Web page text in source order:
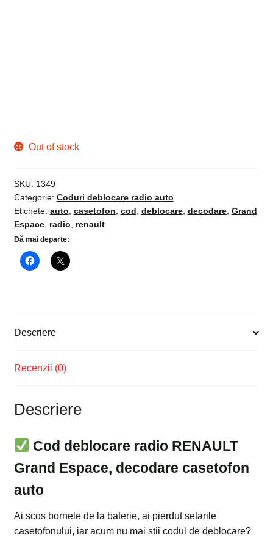
Out of stock
SKU: 1349
Categorie: Coduri deblocare radio auto
Etichete: auto, casetofon, cod, deblocare, decodare, Grand
Espace, radio, renault
Dă mai departe:
Descriere
Recenzii (0)
Descriere
Cod deblocare radio RENAULT
Grand Espace, decodare casetofon
auto
Ai scos bornele de la baterie, ai pierdut setarile
casetofonului, iar acum nu mai stii codul de deblocare?